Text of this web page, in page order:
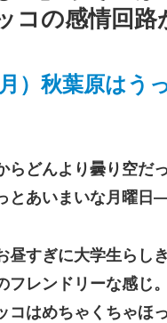
コの感情回
）秋葉原はう
らどんより曇り空だ
とあいまいな月曜
昼すぎに大学生らし
フレンドリーな感じ
コはめちゃくちゃほ